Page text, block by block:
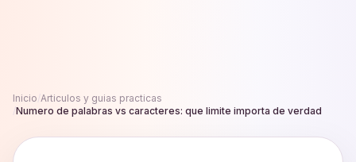
Inicio Articulos y guias practicas
Numero de palabras vs caracteres: que limite importa de verdad